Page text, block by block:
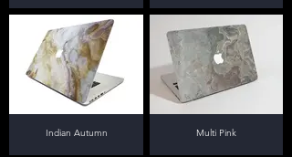
Indian Autumn Multi Pink